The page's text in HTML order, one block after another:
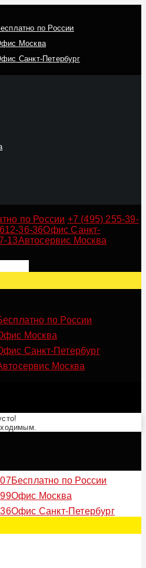
по России
Москва
Санкт-Петербург
по России +7 (495) 255-39-
36-36Офис Санкт-
13Автосервис Москва
по России
Москва
Санкт-Петербург
Москва
Бесплатно по России
Офис Москва
Офис Санкт-Петербург